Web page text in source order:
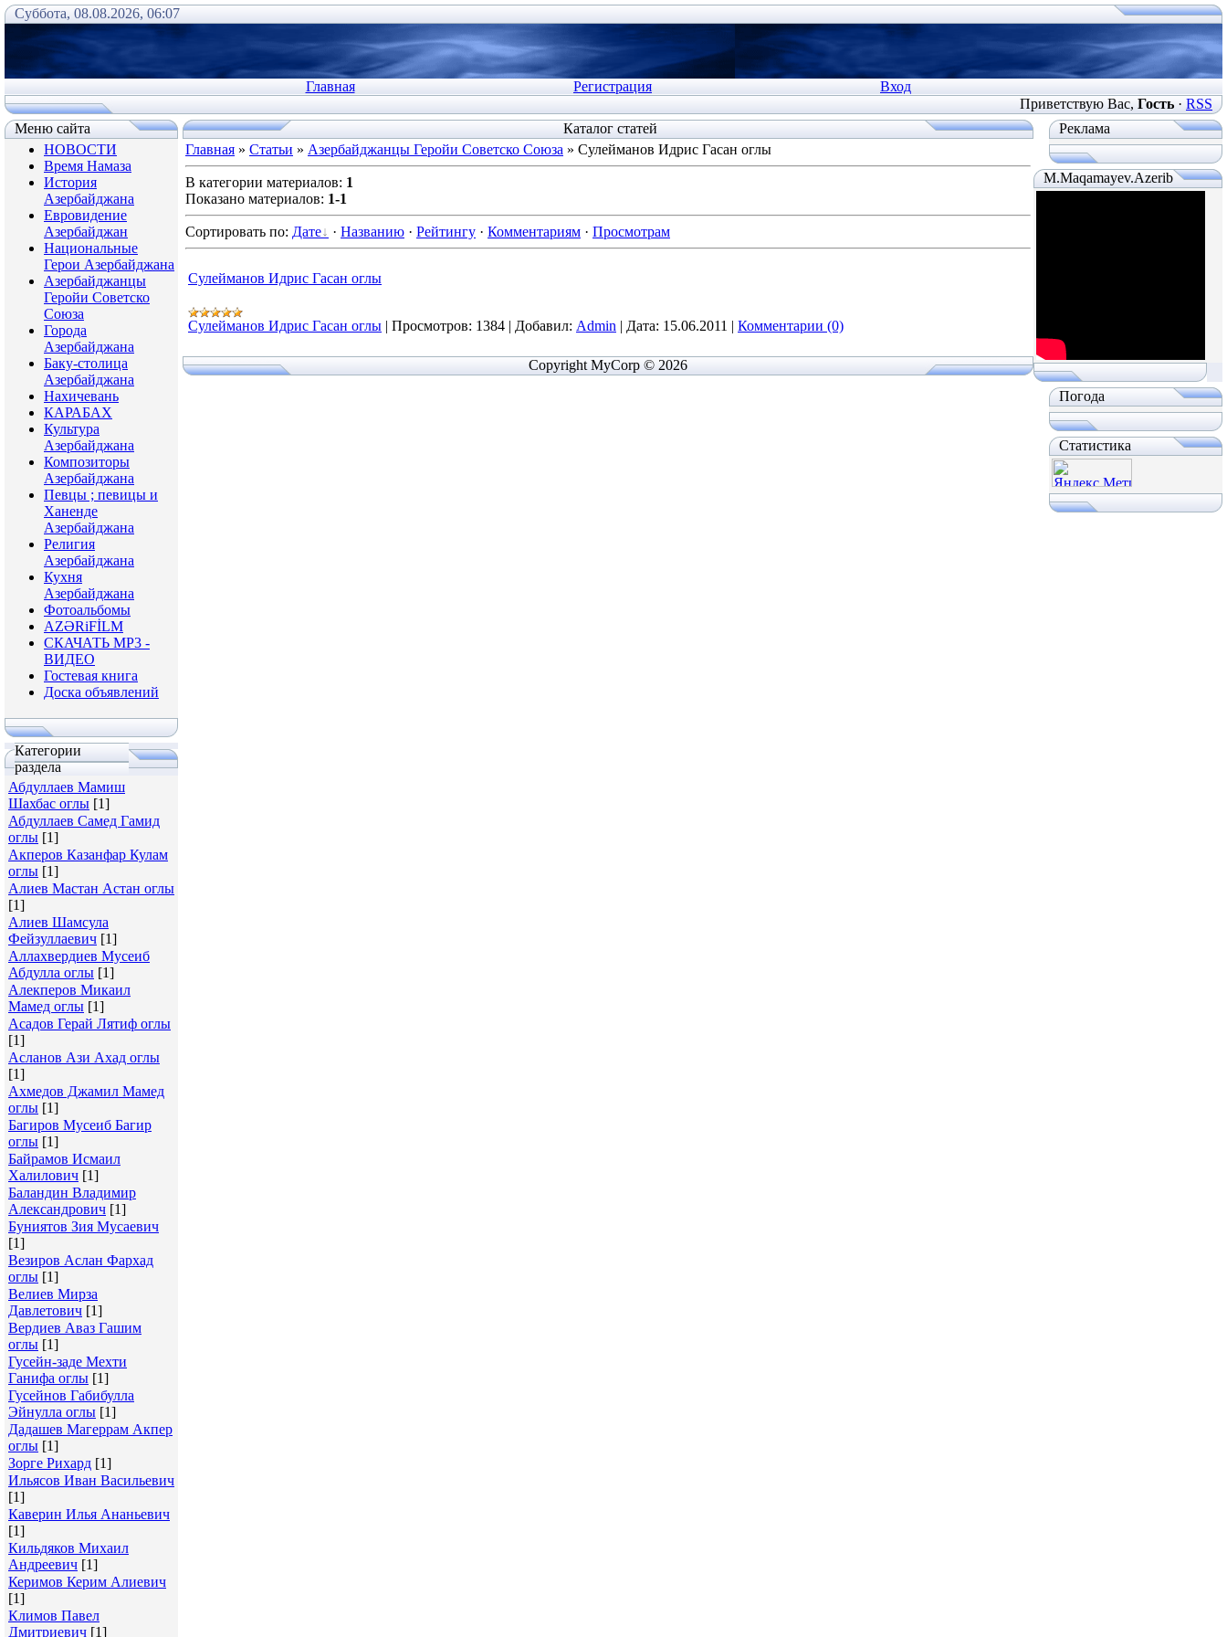
Суббота, 08.08.2026, 06:07
Главная Регистрация
Вход
Приветствую Вас, Гость· RSS
Меню сайта
НОВОСТИ
Время Намаза
История
Азербайджана
Евровидение
Азербайджан
Национальные
Герои Азербайджана
Азербайджанцы
Геройи Советско
Союза
Города
Азербайджана
Баку-столица
Азербайджана
Нахичевань
КАРАБАХ
Культура
Азербайджана
Композиторы
Азербайджана
Певцы ; певицы и
Ханенде
Азербайджана
Религия
Азербайджана
Кухня
Азербайджана
Фотоальбомы
AZƏRiFİLM
СКАЧАТЬ МР3 -
ВИДЕО
Гостевая книга
Доска объявлений
Категории
раздела
Абдуллаев Мамиш
Шахбас оглы [1]
Абдуллаев Самед Гамид
оглы [1]
Акперов Казанфар Кулам
оглы [1]
Алиев Мастан Астан оглы
[1]
Алиев Шамсула
Фейзуллаевич [1]
Аллахвердиев Мусеиб
Абдулла оглы [1]
Алекперов Микаил
Мамед оглы [1]
Асадов Герай Лятиф оглы
[1]
Асланов Ази Ахад оглы
[1]
Ахмедов Джамил Мамед
оглы [1]
Багиров Мусеиб Багир
оглы [1]
Байрамов Исмаил
Халилович [1]
Баландин Владимир
Александрович [1]
Буниятов Зия Мусаевич
[1]
Везиров Аслан Фархад
оглы [1]
Велиев Мирза
Давлетович [1]
Вердиев Аваз Гашим
оглы [1]
Гусейн-заде Мехти
Ганифа оглы [1]
Гусейнов Габибулла
Эйнулла оглы [1]
Дадашев Магеррам Акпер
оглы [1]
Зорге Рихард [1]
Ильясов Иван Васильевич
[1]
Каверин Илья Ананьевич
[1]
Кильдяков Михаил
Андреевич [1]
Керимов Керим Алиевич
[1]
Климов Павел
Дмитриевич [1]
Каталог статей
Главная » Статьи » Азербайджанцы Геройи Советско Союза » Сулейманов Идрис Гасан оглы
В категории материалов: 1
Показано материалов: 1-1
Сортировать по: Дате · Названию · Рейтингу · Комментариям · Просмотрам
Сулейманов Идрис Гасан оглы
Сулейманов Идрис Гасан оглы | Просмотров: 1384 | Добавил: Admin | Дата: 15.06.2011 | Комментарии (0)
Copyright MyCorp © 2026
Реклама
M.Maqamayev.Azerib
Погода
Статистика